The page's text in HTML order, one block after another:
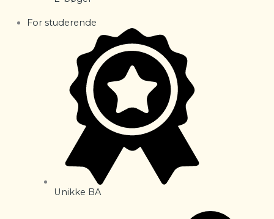
For studerende
Unikke BA